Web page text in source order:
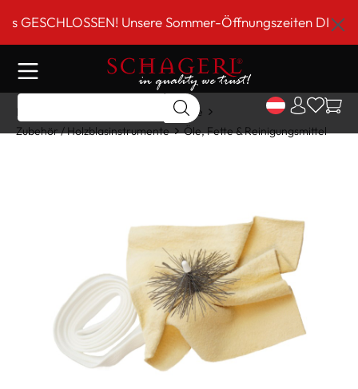
springen Unsere Sommer-Öffnungszeiten DI-FR 9
Home
Holzblasinstrumente
Zubehör / Holzblasinstrumente
Öle, Fette & Reinigungsmittel